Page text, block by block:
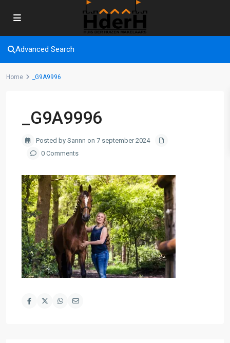
Advanced Search
Home _G9A9996
_G9A9996
Posted by Sannn on 7 september 2024
0 Comments